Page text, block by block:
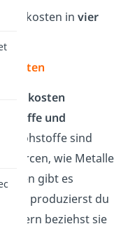
in vier
und
. Rohstoffe sind
wie Metalle
gibt es
Sie produzierst du
beziehst sie